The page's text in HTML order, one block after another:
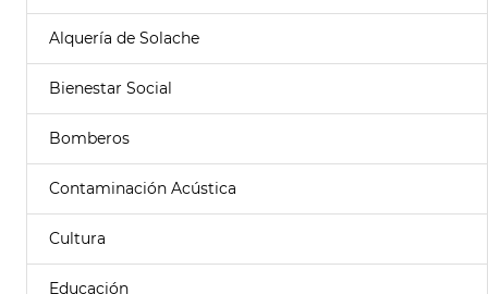
Alquería de Solache
Bienestar Social
Bomberos
Contaminación Acústica
Cultura
Educación